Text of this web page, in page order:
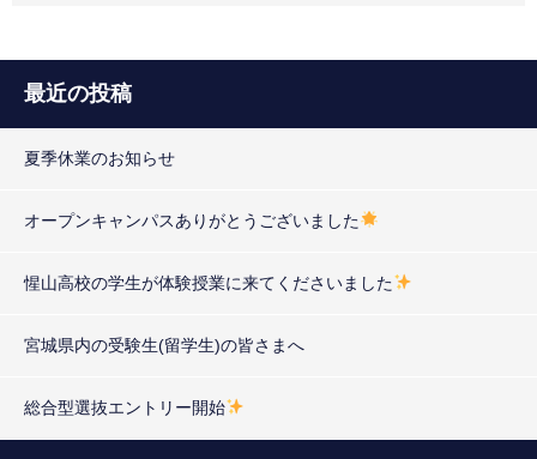
最近の投稿
夏季休業のお知らせ
オープンキャンパスありがとうございました
惺山高校の学生が体験授業に来てくださいました
宮城県内の受験生(留学生)の皆さまへ
総合型選抜エントリー開始